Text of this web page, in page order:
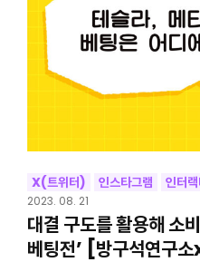
X(트위터) 인스타그램 인터
2023. 08. 21
대결 구도를 활용해 소
베팅전’ [방구석연구